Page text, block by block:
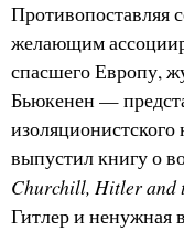
Противопоставляя
желающим
спасшего Европу,
Бьюкенен —
выпустил книгу о
Churchill, Hitler and
Гитлер и ненужная